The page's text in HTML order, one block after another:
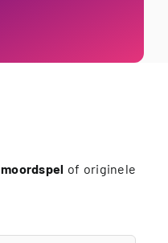
moordspel of originele